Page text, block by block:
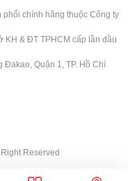
chính hãng thuộc Công ty
& ĐT TPHCM cấp lần đầu
Quận 1, TP. Hồ Chí
Right Reserved